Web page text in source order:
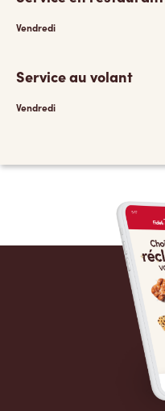
Vendredi
Service au volant
Vendredi